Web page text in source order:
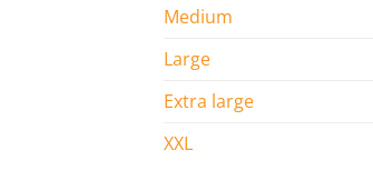
Medium
Large
Extra large
XXL